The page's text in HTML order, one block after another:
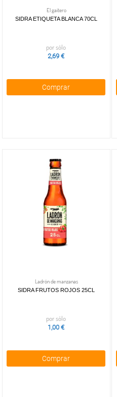
El gaitero
SIDRA ETIQUETA BLANCA 70CL
por sólo
2,69 €
Comprar
Ladrón de manzanas
SIDRA FRUTOS ROJOS 25CL
por sólo
1,00 €
Comprar